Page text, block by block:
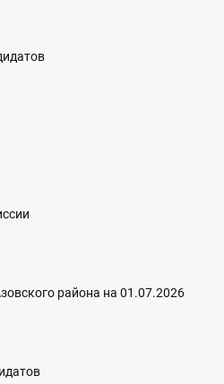
района на 01.07.2026